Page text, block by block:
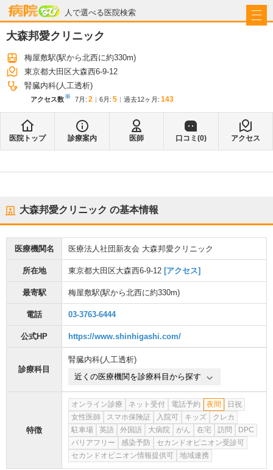
人で選べる医院検索
病院なび
大森邦愛クリニック
梅屋敷駅(駅から北西に約330m)
東京都大田区大森西6-9-12
腎臓内科(人工透析)
アクセス数※ 7月 : 2 6月 : 5 過去12ヶ月: 143
医院トップ 診療案内 医師 口コミ(0) アクセス
大森邦愛クリニック の基本情報
医療機関名 医療法人社団新友会 大森邦愛クリニック
所在地 東京都大田区大森西6-9-12 [アクセス]
最寄駅 梅屋敷駅(駅から北西に約330m)
電話 03-3763-6444
公式HP https://www.shinhigashi.com/
診療科目
腎臓内科(人工透析)
近くの医療機関を診療科目から探す
特徴
オンライン診療 ネット受付 電話予約 夜間
日祝
女性医師
スマホ保険証 入院可 キッズ
クレカ
駐車場
英語 外国語 大病院 がん 在宅 訪問
DPC
バリアフリー
感染予防
セカンドオピニオン受診可
セカンドオピニオン情報提供可
地域連携